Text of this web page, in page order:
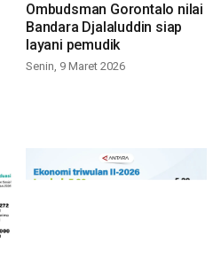
Ombudsman Gorontalo nilai
Bandara Djalaluddin siap
layani pemudik
Senin, 9 Maret 2026